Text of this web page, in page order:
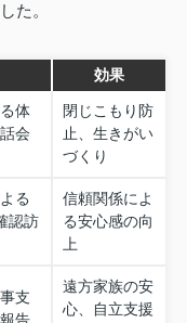
た。
効果
体
会
閉じこもり防
止、生きがい
づくり
る
認訪
信頼関係によ
る安心感の向
上
支
遠方家族の安
心、自立支援